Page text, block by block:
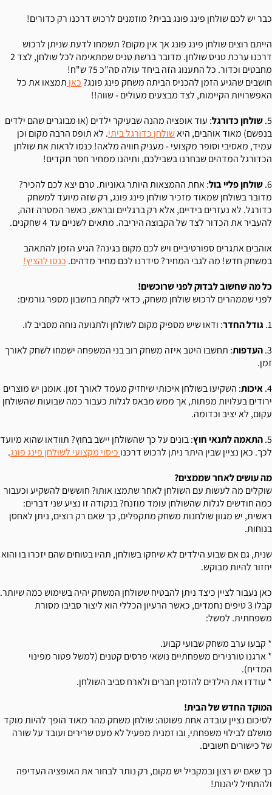
כבר יש לכם שולחן פינג פונג בבית? מוזמנים לרכוש דרכנו רק כדורים!
הייתם רוצים שולחן פינג פונג אך אין מקום? תשמחו לדעת שניתן לרכוש
דרכנו ערכת טניס שולחן. מדובר ברשת טניס שמתאימה לכל שולחן, לצד 2
מחבטים וכדור. כל התענוג הזה ביחד עולה סה"כ 75 ש"ח!
חושבים שהגיע הזמן להכניס הביתה משחק פינג פונג?כאן תמצאו את כל
האפשרויות הקיימות, לצד מבצעים מעולים - שווה!!
5. שולחן כדורגל: עוד אופציה מהנה שבעיקר ילדים (או מבוגרים שהם ילדים
בנפשם) מאוד אוהבים, היאשולחן כדורגל ביתי. לא תופס הרבה מקום וכן
עמיד, מאסיבי וסופר מקצועי - מעניק חוויה מלאה! כנסו לראות את שולחן
הכדורגל המדהים שבחרנו בשבילכם, ותיהנו ממחיר חסר תקדים!
6. שולחן פליי בול: אחת ההמצאות היותר גאוניות. טרם יצא לכם להכיר?
מדובר בשולחן שמאוד מזכיר שולחן פינג פונג, רק שזה מיועד למשחק
כדורגל. לא נעזרים בידיים, אלא רק ברגליים ובראש, כאשר המטרה זהה,
להעביר את הכדור לצד של הקבוצה היריבה. מתאים לשניים עד 4 שחקנים.
אוהבים אתגרים ספורטיביים ויש לכם מקום בגינה? הגיע הזמן להתאהב
במשחק חדש! מה לגבי המחיר? סידרנו לכם מחיר מדהים. כנסו להציץ!
כל מה שחשוב לבדוק לפני שרוכשים!
לפני שממהרים לרכוש שולחן משחק, כדאי לקחת בחשבון מספר גורמים:
1. גודל החדר: ודאו שיש מספיק מקום לשולחן ולתנועה נוחה מסביב לו.
3. העדפות: תחשבו היטב איזה משחק רוב בני המשפחה ישמחו לשחק לאורך
זמן.
4. איכות: השקיעו בשולחן איכותי שיחזיק מעמד לאורך זמן. אומנן יש מוצרים
ירודים בעלויות מפתות, אך ממש מבאס לגלות כעבור כמה שבועות שהשולחן
עקום, לא יציב וכדומה.
5. התאמה לתנאי חוץ: בונים על כך שהשולחן יישב בחוץ? תוודאו שהוא מיועד
לכך. כאן נציין שבין היתר ניתן לרכוש דרכנו כיסוי מקצועי לשולחן פינג פונג.
מה עושים לאחר שממצים?
שוקלים מה לעשות עם השולחן לאחר שתמצו אותו? חוששים להשקיע וכעבור
כמה חודשים לגלות שהשולחן עומד מוזנח? בנקודה זו נציע שני דברים:
ראשית, יש מגוון שולחנות משחק מתקפלים, כך שאם רק רוצים, ניתן לאחסן
בנוחות.
שנית, גם אם שבוע הילדים לא שיחקו בשולחן, תהיו בטוחים שהם יזכרו בו והוא
יחזור להיות מבוקש.
כאן נעבור לציין כיצד ניתן להבטיח ששולחן המשחק יהיה בשימוש כמה שיותר.
קבלו 3 טיפים נחמדים, כאשר הרעיון הכללי הוא ליצור סביבו מסורת
משפחתית. למשל:
* קבעו ערב משחק שבועי קבוע.
* ארגנו טורנירים משפחתיים נושאי פרסים קטנים (למשל פטור מפינוי
המדיח).
* עודדו את הילדים להזמין חברים ולארח סביב השולחן.
המוקד החדש של הבית!
לסיכום נציין עובדה אחת פשוטה: שולחן משחק מהר מאוד הופך להיות מוקד
מושלם לבילוי משפחתי, ובו זמנית מפעיל לא מעט שרירים ועובד על שורה
של כישורים חשובים.
כך שאם יש רצון ובמקביל יש מקום, רק נותר לבחור את האופציה העדיפה
ולהתחיל ליהנות!